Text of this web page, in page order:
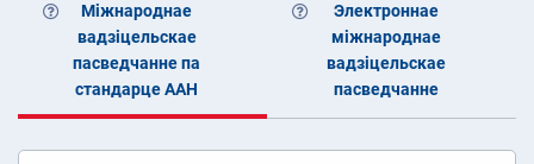
Міжнароднае
вадзіцельскае
пасведчанне па
стандарце ААН
Электроннае
міжнароднае
вадзіцельскае
пасведчанне